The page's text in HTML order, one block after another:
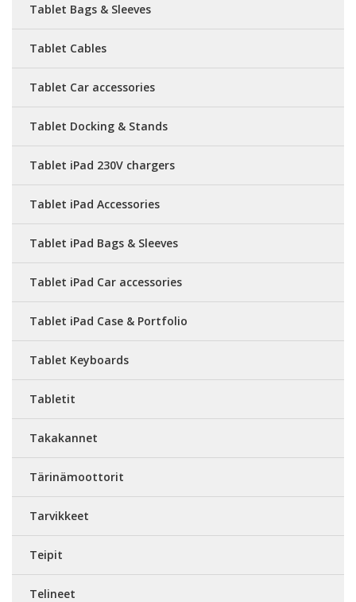
Tablet Bags & Sleeves
Tablet Cables
Tablet Car accessories
Tablet Docking & Stands
Tablet iPad 230V chargers
Tablet iPad Accessories
Tablet iPad Bags & Sleeves
Tablet iPad Car accessories
Tablet iPad Case & Portfolio
Tablet Keyboards
Tabletit
Takakannet
Tärinämoottorit
Tarvikkeet
Teipit
Telineet